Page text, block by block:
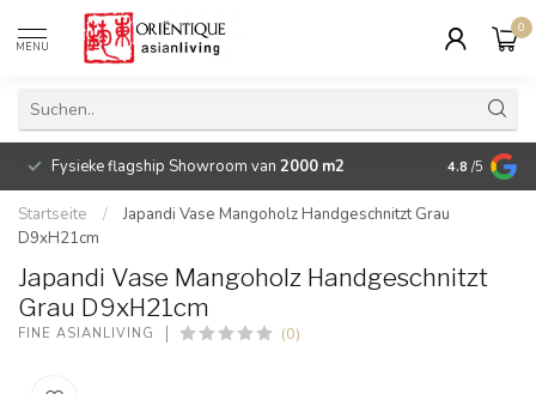
MENU
0
Fysieke flagship Showroom van 2000 m2 Betaalbare
4.8 /5
Startseite /
Japandi Vase Mangoholz Handgeschnitzt Grau
D9xH21cm
Japandi Vase Mangoholz Handgeschnitzt
Grau D9xH21cm
FINE ASIANLIVING (0)